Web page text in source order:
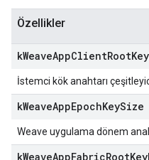
Özellikler
kWeaveAppClientRootKey
İstemci kök anahtarı
kWeaveAppEpochKeySize
Weave uygulama dönem
kWeaveAppFabricRootKey